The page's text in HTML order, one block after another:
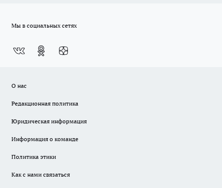
Мы в социальных сетях
О нас
Редакционная политика
Юридическая информация
Информация о команде
Политика этики
Как с нами связаться